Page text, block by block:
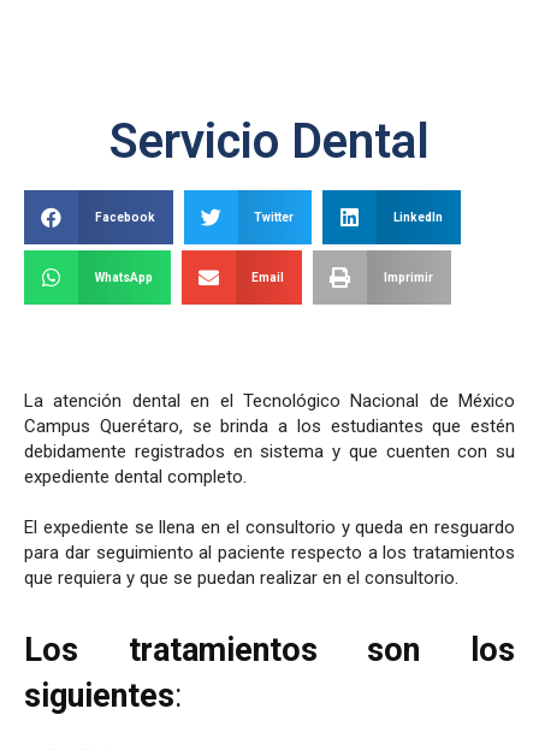
Servicio Dental
Facebook Twitter LinkedIn
WhatsApp Email Imprimir
La atención dental en el Tecnológico Nacional de México
Campus Querétaro, se brinda a los estudiantes que estén
debidamente registrados en sistema y que cuenten con su
expediente dental completo.
El expediente se llena en el consultorio y queda en resguardo
para dar seguimiento al paciente respecto a los tratamientos
que requiera y que se puedan realizar en el consultorio.
Los tratamientos son los
siguientes: